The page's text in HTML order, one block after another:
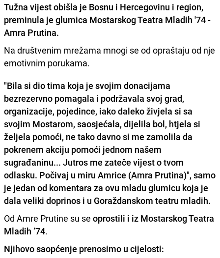
Tužna vijest obišla je Bosnu i Hercegovinu i region,
preminula je glumica Mostarskog Teatra Mladih '74 -
Amra Prutina.
Na društvenim mrežama mnogi se od opraštaju od nje
emotivnim porukama.
"Bila si dio tima koja je svojim donacijama
bezrezervno pomagala i podržavala svoj grad,
organizacije, pojedince, iako daleko živjela si sa
svojim Mostarom, saosjećala, dijelila bol, htjela si
željela pomoći, ne tako davno si me zamolila da
pokrenem akciju pomoći jednom našem
sugrađaninu... Jutros me zateče vijest o tvom
odlasku. Počivaj u miru Amrice (Amra Prutina)", samo
je jedan od komentara za ovu mladu glumicu koja je
dala veliki doprinos i u Goraždanskom teatru mladih.
Od Amre Prutine su se oprostili i iz Mostarskog Teatra
Mladih ‘74.
Njihovo saopćenje prenosimo u cijelosti: